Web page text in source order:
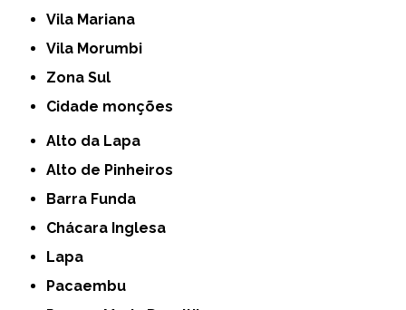
Vila Mariana
Vila Morumbi
Zona Sul
cidade monções
Alto da Lapa
Alto de Pinheiros
Barra Funda
Chácara Inglesa
Lapa
Pacaembu